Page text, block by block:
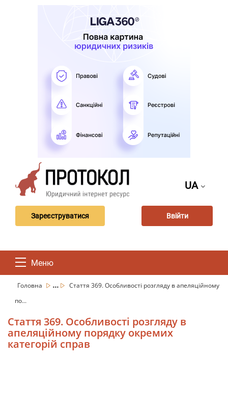
UA
Зареєструватися Ввійти
Меню
Головна ...
Стаття 369. Особливості розгляду в апеляційному
по...
Стаття 369. Особливості розгляду в
апеляційному порядку окремих
категорій справ